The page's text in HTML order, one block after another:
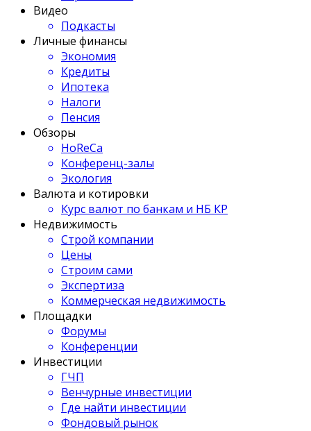
Видео
Подкасты
Личные финансы
Экономия
Кредиты
Ипотека
Налоги
Пенсия
Обзоры
HoReCa
Конференц-залы
Экология
Валюта и котировки
Курс валют по банкам и НБ КР
Недвижимость
Строй компании
Цены
Строим сами
Экспертиза
Коммерческая недвижимость
Площадки
Форумы
Конференции
Инвестиции
ГЧП
Венчурные инвестиции
Где найти инвестиции
Фондовый рынок